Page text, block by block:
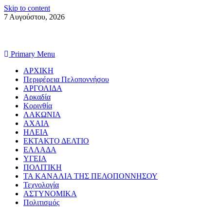
Skip to content
7 Αυγούστου, 2026
Primary Menu
ΑΡΧΙΚΗ
Περιφέρεια Πελοποννήσου
ΑΡΓΟΛΙΔΑ
Αρκαδία
Κορινθία
ΛΑΚΩΝΙΑ
ΑΧΑΙΑ
ΗΛΕΙΑ
ΕΚΤΑΚΤΟ ΔΕΛΤΙΟ
ΕΛΛΑΔΑ
ΥΓΕΙΑ
ΠΟΛΙΤΙΚΗ
ΤΑ ΚΑΝΑΛΙΑ ΤΗΣ ΠΕΛΟΠΟΝΝΗΣΟΥ
Τεχνολογία
ΑΣΤΥΝΟΜΙΚΑ
Πολιτισμός